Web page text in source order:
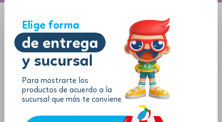
Elige forma
de entrega
y sucursal
Para mostrarte los
productos de acuerdo a la
sucursal que más te conviene